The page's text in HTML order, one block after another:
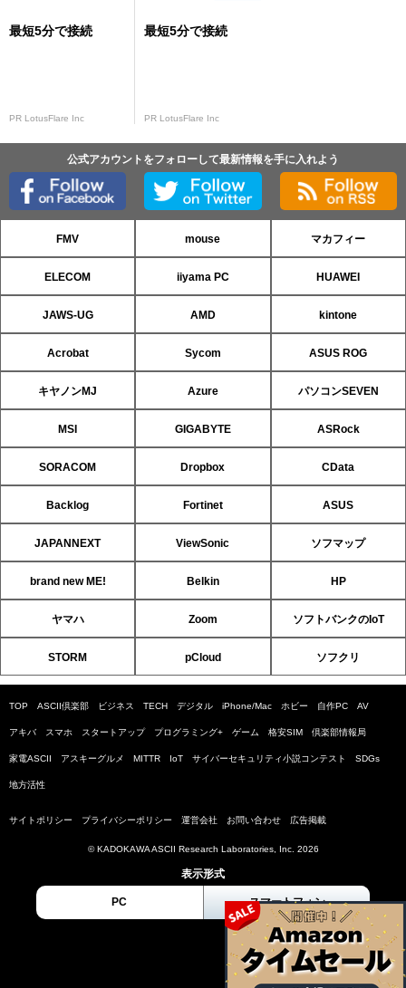
最短5分で接続
PR LotusFlare Inc
最短5分で接続
PR LotusFlare Inc
公式アカウントをフォローして最新情報を手に入れよう
FMV mouse マカフィー
ELECOM iiyama PC HUAWEI
JAWS-UG AMD kintone
Acrobat Sycom ASUS ROG
キヤノンMJ Azure パソコンSEVEN
MSI GIGABYTE ASRock
SORACOM Dropbox CData
Backlog Fortinet ASUS
JAPANNEXT ViewSonic ソフマップ
brand new ME! Belkin HP
ヤマハ Zoom ソフトバンクのIoT
STORM pCloud ソフクリ
TOP ASCII倶楽部 ビジネス TECH デジタル iPhone/Mac ホビー 自作PC AV
アキバ スマホ スタートアップ プログラミング+ ゲーム 格安SIM 倶楽部情報局
家電ASCII アスキーグルメ MITTR IoT サイバーセキュリティ小説コンテスト SDGs
地方活性
サイトポリシー プライバシーポリシー 運営会社 お問い合わせ 広告掲載
© KADOKAWA ASCII Research Laboratories, Inc. 2026
表示形式
PC スマートフォン